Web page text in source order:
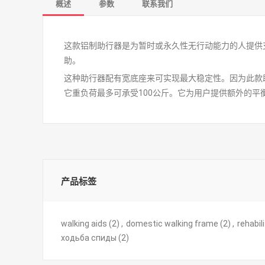
概述 参数 联系我们
这款铝制助行器是为暂时或永久性无行动能力的人提
助。
这种助行器配有宽底座来可实现最大稳定性。因为此
它重负荷最多可承受100公斤。它为用户提供额外的
产品标签
walking aids (2) , domestic walking frame (2) ,
ходьба спиды (2)